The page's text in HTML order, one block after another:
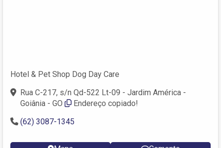
Hotel & Pet Shop Dog Day Care
Rua C-217, s/n Qd-522 Lt-09 - Jardim América -
Goiânia - GO
Endereço copiado!
(62) 3087-1345